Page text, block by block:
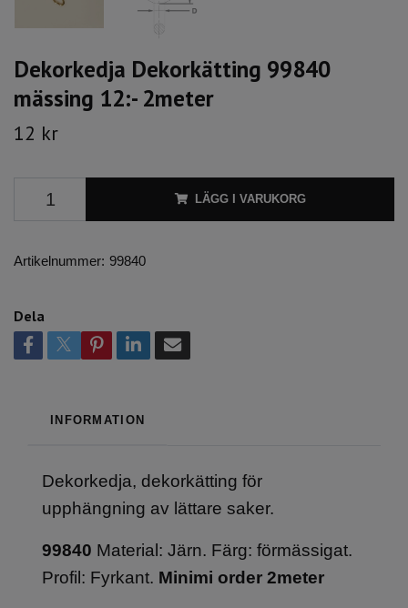
Dekorkedja Dekorkätting 99840
mässing 12:- 2meter
12 kr
LÄGG I VARUKORG
Artikelnummer: 99840
Dela
INFORMATION
Dekorkedja, dekorkätting för
upphängning av lättare saker.
99840 Material: Järn. Färg: förmässigat.
Profil: Fyrkant. Minimi order 2meter